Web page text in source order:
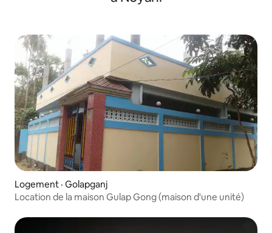
Logement · Golapganj
Location de la maison Gulap Gong (maison d'une unité)